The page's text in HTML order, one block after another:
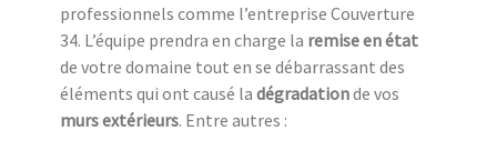
professionnels comme l’entreprise Couverture
34. L’équipe prendra en charge la remise en état
de votre domaine tout en se débarrassant des
éléments qui ont causé la dégradationde vos
murs extérieurs. Entre autres :